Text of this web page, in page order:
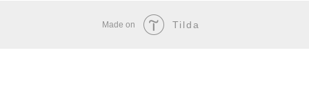
Made on Tilda